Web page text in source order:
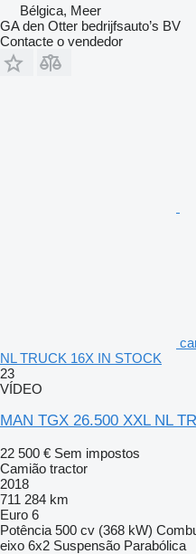
Bélgica, Meer
GA den Otter bedrijfsauto’s BV
Contacte o vendedor
NL TRUCK 16X IN STOCK
23
VÍDEO
MAN TGX 26.500 XXL NL
22 500 € Sem impostos
Camião tractor
2018
711 284 km
Euro 6
Potência 500 cv (368 kW)
eixo 6x2 Suspensão Parabólica